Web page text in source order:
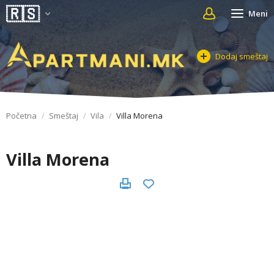
Meni
Dodaj smeštaj
Početna Smeštaj Vila Villa Morena
Villa Morena